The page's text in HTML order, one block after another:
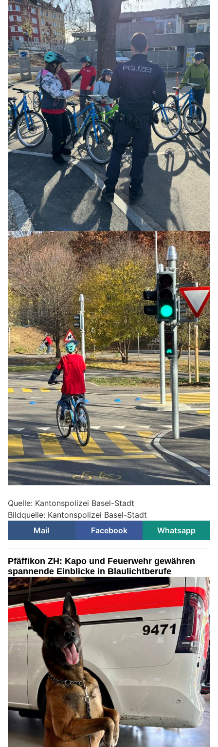
Quelle: Kantonspolizei Basel-Stadt
Bildquelle: Kantonspolizei Basel-Stadt
Mail
Facebook Whatsapp
Pfäffikon ZH: Kapo und Feuerwehr gewähren
spannende Einblicke in Blaulichtberufe